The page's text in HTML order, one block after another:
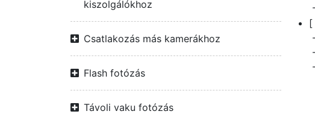
kiszolgálókhoz
Csatlakozás más kamerákhoz
Flash fotózás
Távoli vaku fotózás
[